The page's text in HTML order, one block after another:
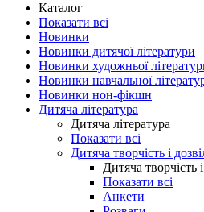
Каталог
Показати всі
Новинки
Новинки дитячої літератури
Новинки художньої
Новинки навчальної
Новинки нон-фікшн
Дитяча література
Дитяча література
Показати всі
Дитяча творчість і
Дитяча творчість
Показати всі
Анкети